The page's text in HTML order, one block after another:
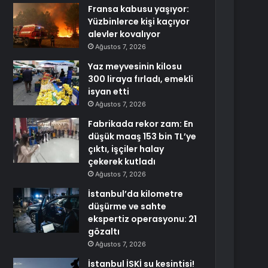
Fransa kabusu yaşıyor:
Yüzbinlerce kişi kaçıyor
alevler kovalıyor
Ağustos 7, 2026
Yaz meyvesinin kilosu
300 liraya fırladı, emekli
isyan etti
Ağustos 7, 2026
Fabrikada rekor zam: En
düşük maaş 153 bin TL’ye
çıktı, işçiler halay
çekerek kutladı
Ağustos 7, 2026
İstanbul’da kilometre
düşürme ve sahte
ekspertiz operasyonu: 21
gözaltı
Ağustos 7, 2026
İstanbul İSKİ su kesintisi!